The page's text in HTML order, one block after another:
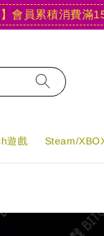
累積消費滿15款遊
遊戲 Steam/